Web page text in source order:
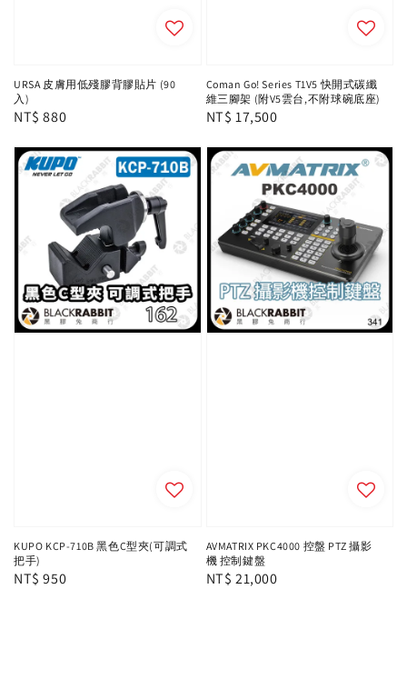
URSA 皮膚用低殘膠背膠貼片 (90
入)
Regular
NT$ 880
Coman Go! Series T1V5 快開式碳纖
維三腳架 (附V5雲台,不附球碗底座)
Regular
NT$ 17,500
KUPO KCP-710B 黑色C型夾(可調式
把手)
Regular
NT$ 950
AVMATRIX PKC4000 控盤 PTZ 攝影
機 控制鍵盤
Regular
NT$ 21,000